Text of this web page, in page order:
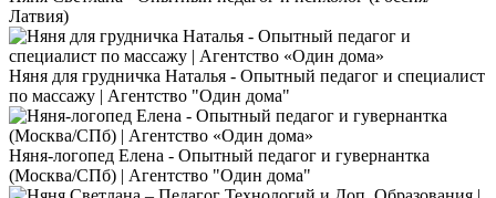
Латвия)
Няня для грудничка Наталья - Опытный педагог и специалист
по массажу | Агентство "Один дома"
Няня-логопед Елена - Опытный педагог и гувернантка
(Москва/СПб) | Агентство "Один дома"